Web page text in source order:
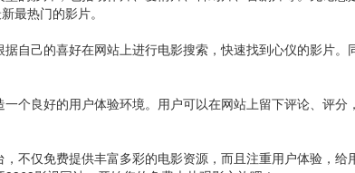
最热门的影片。
自己的喜好在网站上进行电影搜索，快速找到心仪的影片
个良好的用户体验环境。用户可以在网站上留下评论、评
不仅免费提供丰富多彩的电影资源，而且注重用户体验，